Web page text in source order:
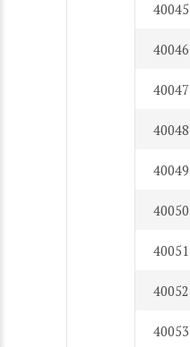
40045
40046
40047
40048
40049
40050
40051
40052
40053